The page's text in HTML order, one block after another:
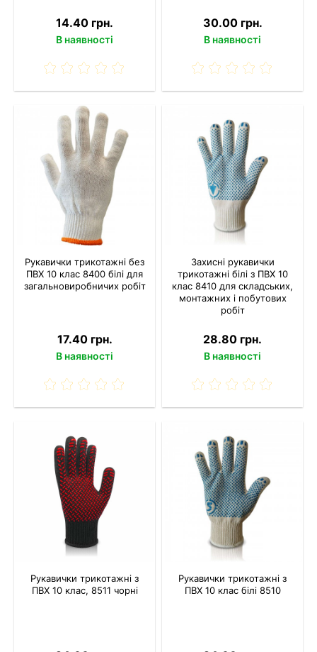
14.40 грн.
В наявності
30.00 грн.
В наявності
Рукавички трикотажні без
ПВХ 10 клас 8400 білі для
загальновиробничих робіт
17.40 грн.
В наявності
Захисні рукавички
трикотажні білі з ПВХ 10
клас 8410 для складських,
монтажних і побутових
робіт
28.80 грн.
В наявності
Рукавички трикотажні з
ПВХ 10 клас, 8511 чорні
Рукавички трикотажні з
ПВХ 10 клас білі 8510